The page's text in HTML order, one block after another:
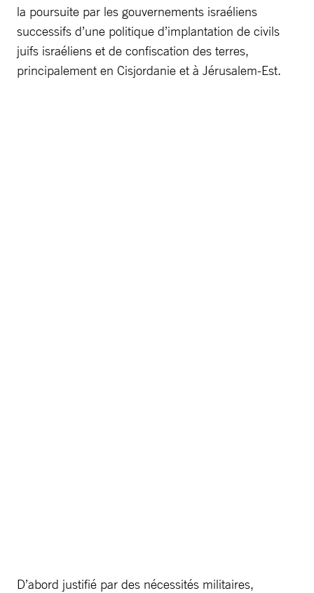
la poursuite par les gouvernements israéliens
successifs d’une politique d’implantation de civils
juifs israéliens et de confiscation des terres,
principalement en Cisjordanie et à Jérusalem-Est.
D’abord justifié par des nécessités militaires,